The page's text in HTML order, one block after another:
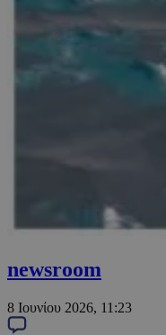
newsroom
8 Ιουνίου 2026, 11:23